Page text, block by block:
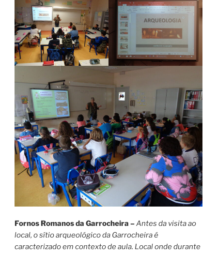
Fornos Romanos da Garrocheira –Antes da visita ao
local, o sítio arqueológico da Garrocheira é
caracterizado em contexto de aula. Local onde durante